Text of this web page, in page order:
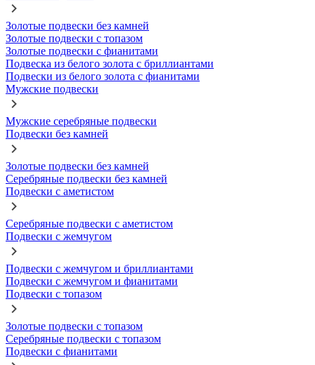
Золотые подвески без камней
Золотые подвески с топазом
Золотые подвески с фианитами
Подвеска из белого золота с бриллиантами
Подвески из белого золота с фианитами
Мужские подвески
Мужские серебряные подвески
Подвески без камней
Золотые подвески без камней
Серебряные подвески без камней
Подвески с аметистом
Серебряные подвески с аметистом
Подвески с жемчугом
Подвески с жемчугом и бриллиантами
Подвески с жемчугом и фианитами
Подвески с топазом
Золотые подвески с топазом
Серебряные подвески с топазом
Подвески с фианитами